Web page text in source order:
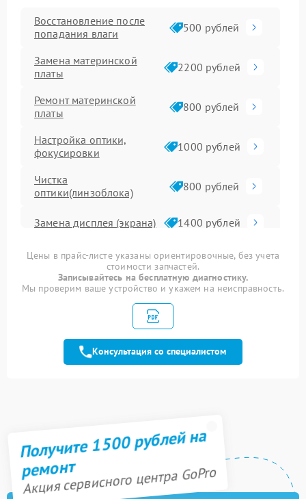
Восстановление после
попадания влаги
500 рублей
Замена материнской
платы
2200 рублей
Ремонт материнской
платы
800 рублей
Настройка оптики,
фокусировки
1000 рублей
Чистка
оптики(линзоблока)
800 рублей
Замена дисплея (экрана) 1400 рублей
Замена микрофона 800 рублей
Ремонт/замена
картоприемника(картридера)
800 рублей
Замена оптики 1800 рублей
Прошивка (Обновление
ПО)
Цены в прайс-листе указаны ориентировочные, без учета
стоимости запчастей.
Записывайтесь на бесплатную диагностику.
Мы проверим ваше устройство и укажем на неисправность.
Консультация со специалистом
Получите 1500 рублей на
ремонт
Акция сервисного центра GoPro